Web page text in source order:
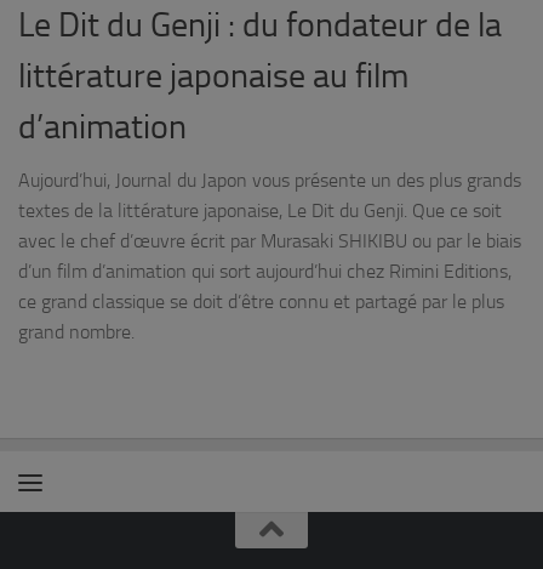
Le Dit du Genji : du fondateur de la
littérature japonaise au film
d’animation
Aujourd’hui, Journal du Japon vous présente un des plus grands
textes de la littérature japonaise, Le Dit du Genji. Que ce soit
avec le chef d’œuvre écrit par Murasaki SHIKIBU ou par le biais
d’un film d’animation qui sort aujourd’hui chez Rimini Editions,
ce grand classique se doit d’être connu et partagé par le plus
grand nombre.